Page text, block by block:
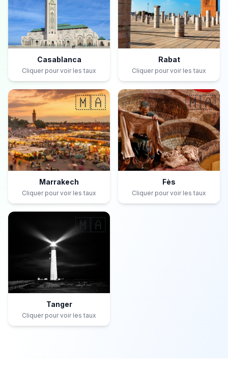
Casablanca
Cliquer pour voir les taux
Rabat
Cliquer pour voir les taux
🇲🇦
Marrakech
Cliquer pour voir les taux
🇲🇦
Fès
Cliquer pour voir les taux
🇲🇦
Tanger
Cliquer pour voir les taux